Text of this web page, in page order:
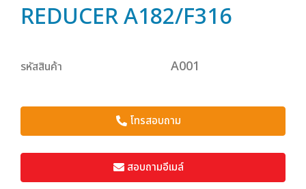
REDUCER A182/F316
รหัสสินค้า A001
โทรสอบถาม
สอบถามอีเมล์